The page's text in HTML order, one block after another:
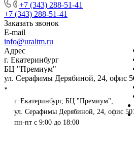
+7 (343) 288-51-41
+7 (343) 288-51-41
Заказать звонок
E-mail
info@uraltm.ru
Адрес
г. Екатеринбург
БЦ "Премиум"
ул. Серафимы Дерябиной, 24, офис
г. Екатеринбург, БЦ "Премиум",
ул. Серафимы Дерябиной, 24, офис 501
пн-пт с 9:00 до 18:00